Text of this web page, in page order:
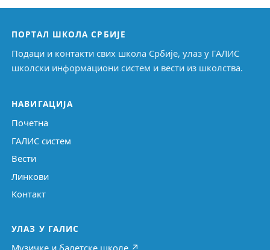
ПОРТАЛ ШКОЛА СРБИЈЕ
Подаци и контакти свих школа Србије, улаз у ГАЛИС
школски информациони систем и вести из школства.
НАВИГАЦИЈА
Почетна
ГАЛИС систем
Вести
Линкови
Контакт
УЛАЗ У ГАЛИС